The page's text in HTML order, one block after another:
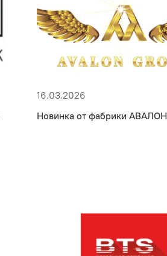
16.03.2026
Новинка от фабрики АВАЛОН